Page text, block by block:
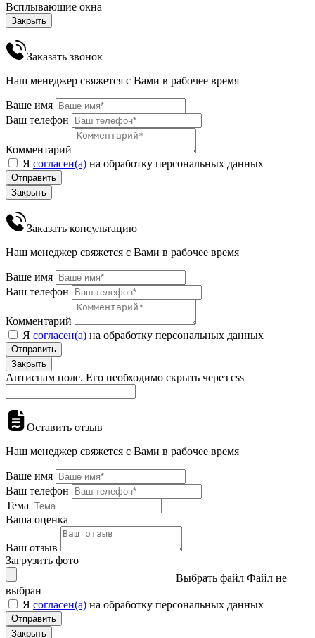
Всплывающие окна
Закрыть
Заказать звонок
Наш менеджер свяжется с Вами в рабочее время
Ваше имя
Ваш телефон
Комментарий
Я согласен(а) на обработку персональных данных
Отправить
Закрыть
Заказать консультацию
Наш менеджер свяжется с Вами в рабочее время
Ваше имя
Ваш телефон
Комментарий
Я согласен(а) на обработку персональных данных
Отправить
Закрыть
Антиспам поле. Его необходимо скрыть через css
Оставить отзыв
Наш менеджер свяжется с Вами в рабочее время
Ваше имя
Ваш телефон
Тема
Ваша оценка
Ваш отзыв
Загрузить фото
Выбрать файл Файл не
выбран
Я согласен(а) на обработку персональных данных
Отправить
Закрыть